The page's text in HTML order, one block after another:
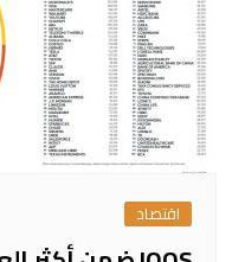
اقتصاد